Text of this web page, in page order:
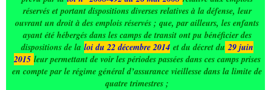
réservés et portant dispositions diverses relatives à la défense, leur
ouvrant un droit à des emplois réservés ; que, par ailleurs, les enfants
ayant été hébergés dans les camps de transit ont pu bénéficier des
dispositions de la loi du 22 décembre 2014et du décret du 29 juin
2015 leur permettant de voir les périodes passées dans ces camps prises
en compte par le régime général d’assurance vieillesse dans la limite de
quatre trimestres ;